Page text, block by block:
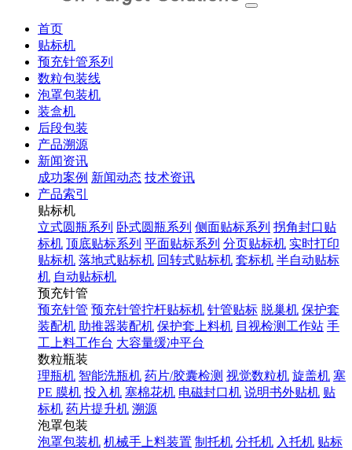
首页
贴标机
预充针管系列
数粒包装线
泡罩包装机
装盒机
后段包装
产品溯源
新闻资讯
成功案例 新闻动态 技术资讯
产品索引
贴标机
立式圆瓶系列 卧式圆瓶系列 侧面贴标系列 拐角封口贴
标机 顶底贴标系列 平面贴标系列 分页贴标机 实时打印
贴标机 落地式贴标机 回转式贴标机 套标机 半自动贴标
机 自动贴标机
预充针管
预充针管 预充针管拧杆贴标机 针管贴标 脱巢机 保护套
装配机 助推器装配机 保护套上料机 目视检测工作站 手
工上料工作台 大容量缓冲平台
数粒瓶装
理瓶机 智能洗瓶机 药片/胶囊检测 视觉数粒机 旋盖机 塞
PE 膜机 投入机 塞棉花机 电磁封口机 说明书外贴机 贴
标机 药片提升机 溯源
泡罩包装
泡罩包装机 机械手上料装置 制托机 分托机 入托机 贴标